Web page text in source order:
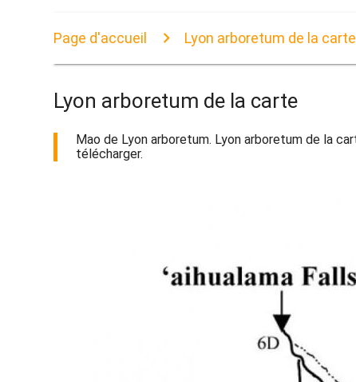
Page d'accueil Lyon arboretum de la carte
Lyon arboretum de la carte
Mao de Lyon arboretum. Lyon arboretum de la
télécharger.